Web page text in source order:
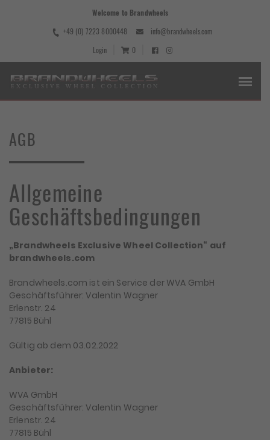
Welcome to Brandwheels
+49 (0) 7223 8000448
info@brandwheels.com
Login
0
AGB
Allgemeine
Geschäftsbedingungen
„Brandwheels Exclusive Wheel Collection“ auf
brandwheels.com
Brandwheels.com ist ein Service der WVA GmbH
Geschäftsführer: Valentin Wagner
Erlenstr. 24
77815 Bühl
Gültig ab dem 03.02.2022
Anbieter:
WVA GmbH
Geschäftsführer: Valentin Wagner
Erlenstr. 24
77815 Bühl